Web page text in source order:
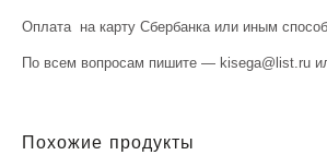
Оплата на карту Сбербанка или иным
По всем вопросам пишите — kisega@list.ru
Похожие продукты